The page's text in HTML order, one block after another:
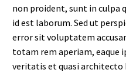
non proident, sunt in culpa
id est laborum. Sed ut
error sit voluptatem
totam rem aperiam, eaque
veritatis et quasi architecto